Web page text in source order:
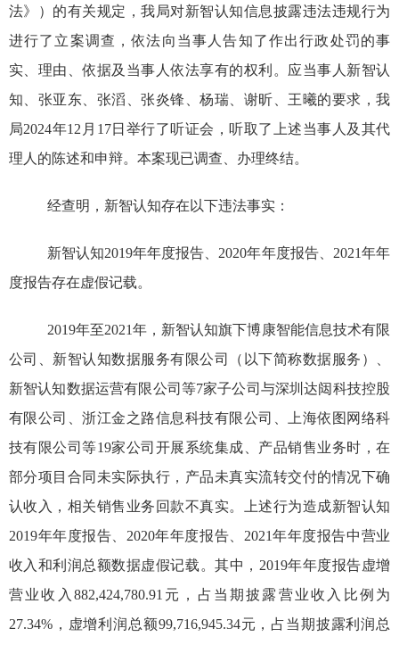
法》）的有关规定，我局对新智认知信息披露违法违规行为
进行了立案调查 ，依法向当事人告知了作出行政处罚的事
实、理由、依据及当事人依法享有的权利。应当事人新智认
知、张亚东、 张滔、张炎锋、杨瑞、谢昕、王曦的要求，我
局2024年12月 17日举行了听证会，听取了上述当事人及其代
理人的陈述和申辩。本案现已调查、办理终结。
经查明，新智认知存在以下违法事实：
新智认知2019年年度报告、2020年年度报告、 2021年年
度报告存在虚假记载。
2019年至2021年，新智认知旗下博康智能信息技术有限
公司、新智认知数据服务有限公司
（以下简称数据服务）
、
新智认知数据运营有限公司等7家子公司与深圳达闼科技控股
有限公司、浙江金之路信息科技有限公司、上海依图网络科
技有限公司等19家公司开展系统集成、产品销售业务时，在
部分项目合同未实际执行，产品未真实流转交付的情况下确
认收入， 相关销售业务回款不真实。上述行为造成新智认知
2019年年度报告、 2020年年度报告、 2021年年度报告中营业
收入和利润总额数据虚假记载。其中， 2019年年度报告虚增
营业收入 882,424,780.91 元，占当期披露营业收入 比例为
27.34%，虚增利润总额99,716,945.34元，占当期披露利润总